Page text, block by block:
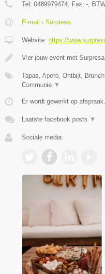
Tel: 0489979474, Fax: -,
E-mail › Surpresa
Website: https://
Vier jouw event met
Tapas, Apero, Ontbijt,
Communie ▼
Er wordt gewerkt op afspraak.
Laatste facebook posts ▼
Sociale media: